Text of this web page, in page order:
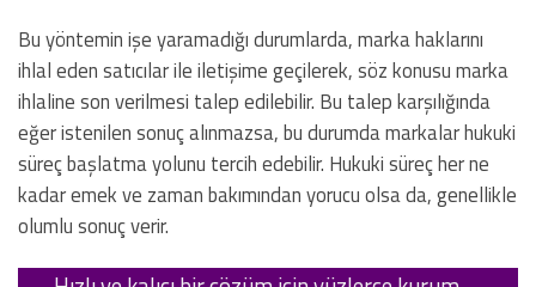
Bu yöntemin işe yaramadığı durumlarda, marka haklarını
ihlal eden satıcılar ile iletişime geçilerek, söz konusu marka
ihlaline son verilmesi talep edilebilir. Bu talep karşılığında
eğer istenilen sonuç alınmazsa, bu durumda markalar hukuki
süreç başlatma yolunu tercih edebilir. Hukuki süreç her ne
kadar emek ve zaman bakımından yorucu olsa da, genellikle
olumlu sonuç verir.